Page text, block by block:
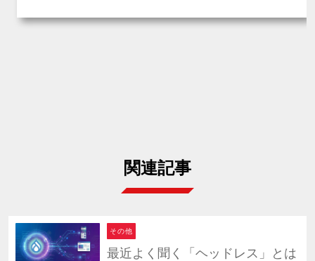
関連記事
その他
最近よく聞く「ヘッドレス」とは